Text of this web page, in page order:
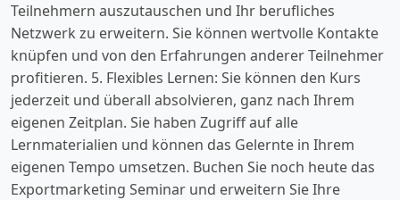
Teilnehmern auszutauschen und Ihr berufliches
Netzwerk zu erweitern. Sie können wertvolle Kontakte
knüpfen und von den Erfahrungen anderer Teilnehmer
profitieren. 5. Flexibles Lernen: Sie können den Kurs
jederzeit und überall absolvieren, ganz nach Ihrem
eigenen Zeitplan. Sie haben Zugriff auf alle
Lernmaterialien und können das Gelernte in Ihrem
eigenen Tempo umsetzen. Buchen Sie noch heute das
Exportmarketing Seminar und erweitern Sie Ihre